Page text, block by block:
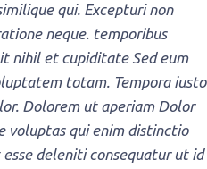
qui. Excepturi non
neque. temporibus
nihil et cupiditate Sed eum
totam. Tempora iusto
Dolorem ut aperiam Dolor
voluptas qui enim distinctio
deleniti consequatur ut id